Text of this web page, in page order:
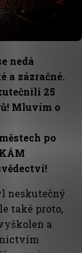
nedá
a zázračné.
25
Mluvím o
po
neskutečný
také proto,
a